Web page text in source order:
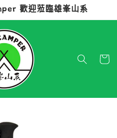
歡迎蒞臨雄峯山系
物